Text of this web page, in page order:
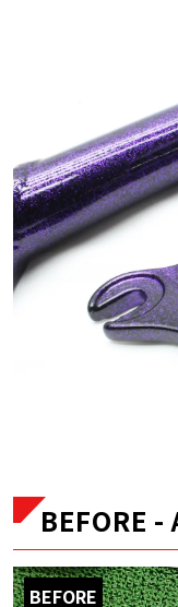
BEFORE -
BEFORE